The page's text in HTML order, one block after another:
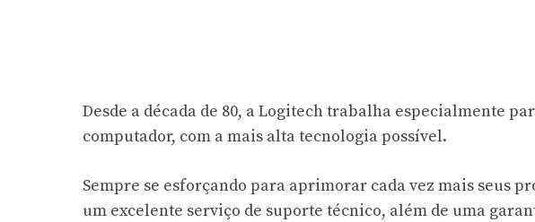
Desde a década de 80, a Logitech trabalha especialmente
computador, com a mais alta tecnologia possível.
Sempre se esforçando para aprimorar cada vez mais seus
um excelente serviço de suporte técnico, além de uma